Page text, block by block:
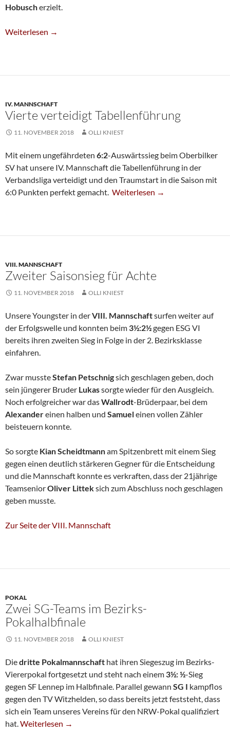
Hobuscherzielt.
Zweite Überrascht Gegen Koblenz
Weiterlesen →
IV. MANNSCHAFT
Vierte verteidigt Tabellenführung
11. NOVEMBER 2018 OLLI KNIEST
Mit einem ungefährdeten 6:2-Auswärtssieg beim Oberbilker
SV hat unsere IV. Mannschaft die Tabellenführung in der
Verbandsliga verteidigt und den Traumstart in die Saison mit
6:0 Punkten perfekt gemacht. Vierte Verteidigt Tabellenführung
Weiterlesen →
VIII. MANNSCHAFT
Zweiter Saisonsieg für Achte
11. NOVEMBER 2018 OLLI KNIEST
Unsere Youngster in derVIII. Mannschaftsurfen weiter auf
der Erfolgswelle und konnten beim 3½:2½gegen ESG VI
bereits ihren zweiten Sieg in Folge in der 2. Bezirksklasse
einfahren.
Zwar mussteStefan Petschnigsich geschlagen geben, doch
sein jüngerer Bruder Lukassorgte wieder für den Ausgleich.
Noch erfolgreicher war dasWallrodt-Brüderpaar, bei dem
Alexandereinen halben und Samueleinen vollen Zähler
beisteuern konnte.
So sorgte Kian Scheidtmannam Spitzenbrett mit einem Sieg
gegen einen deutlich stärkeren Gegner für die Entscheidung
und die Mannschaft konnte es verkraften, dass der 21jährige
TeamseniorOliver Litteksich zum Abschluss noch geschlagen
geben musste.
Zur Seite der VIII. Mannschaft
POKAL
Zwei SG-Teams im Bezirks-
Pokalhalbfinale
11. NOVEMBER 2018 OLLI KNIEST
Diedritte Pokalmannschaft hat ihren Siegeszug im Bezirks-
Viererpokal fortgesetzt und steht nach einem 3½: ½-Sieg
gegen SF Lennep im Halbfinale. Parallel gewann SG I kampflos
gegen den TV Witzhelden, so dass bereits jetzt feststeht, dass
sich ein Team unseres Vereins für den NRW-Pokal qualifiziert
hat. Zwei SG-Teams Im Bezirks-Pokalhalbfinale
Weiterlesen →